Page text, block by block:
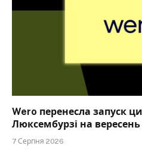
Wero перенесла запуск
Люксембурзі на вересень
7 Серпня 2026